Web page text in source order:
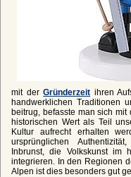
mit derGründerzeit ihren
handwerklichen Traditionen
beitrug, befasste man sich
historischen Wert als Teil
Kultur aufrecht erhalten
ursprünglichen
Inbrunst, die Volkskunst im
integrieren. In den Regionen
Alpen ist dies besonders gut